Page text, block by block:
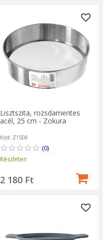
Lisztszita, rozsdamentes
acél, 25 cm - Zokura
Kód: Z1508
(0)
Készleten
2 180 Ft